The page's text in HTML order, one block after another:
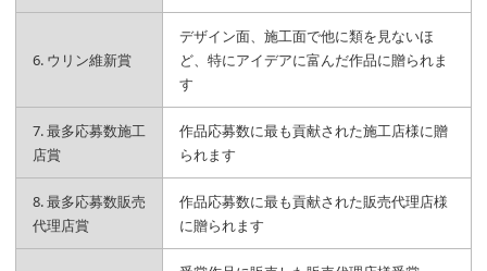
6. ウリン維新賞
デザイン面、施工面で他に類を見ないほ
ど、特にアイデアに富んだ作品に贈られま
す
7. 最多応募数施工
店賞
作品応募数に最も貢献された施工店様に贈
られます
8. 最多応募数販売
代理店賞
作品応募数に最も貢献された販売代理店様
に贈られます